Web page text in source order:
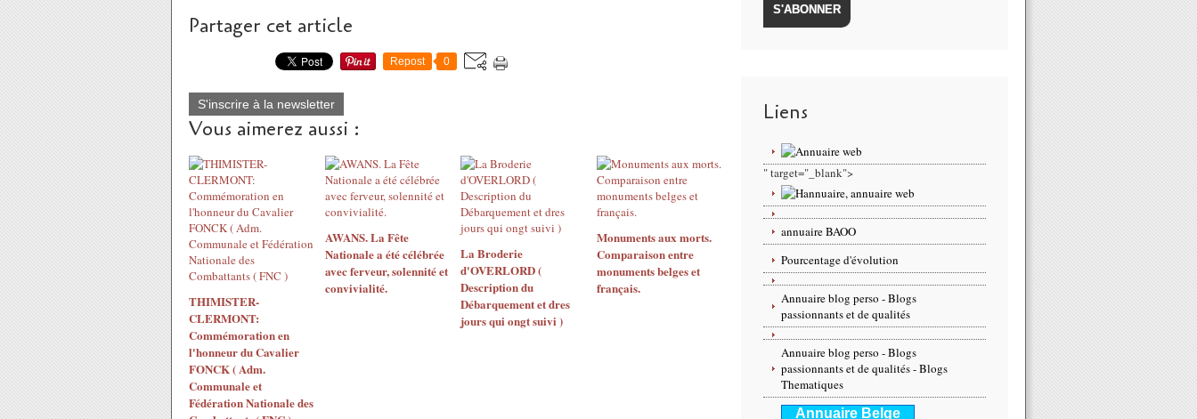
Partager cet article
Repost 0
S'inscrire à la newsletter
Vous aimerez aussi :
THIMISTER-
CLERMONT:
Commémoration en
l'honneur du Cavalier
FONCK ( Adm.
Communale et
Fédération Nationale des
AWANS. La Fête
Nationale a été célébrée
avec ferveur, solennité et
convivialité.
La Broderie
d'OVERLORD (
Description du
Débarquement et dres
jours qui ongt suivi )
Monuments aux morts.
Comparaison entre
monuments belges et
français.
Liens
" target="_blank">
annuaire BAOO
Pourcentage d'évolution
Annuaire blog perso - Blogs
passionnants et de qualités
Annuaire blog perso - Blogs
passionnants et de qualités - Blogs
Thematiques
Annuaire Belge